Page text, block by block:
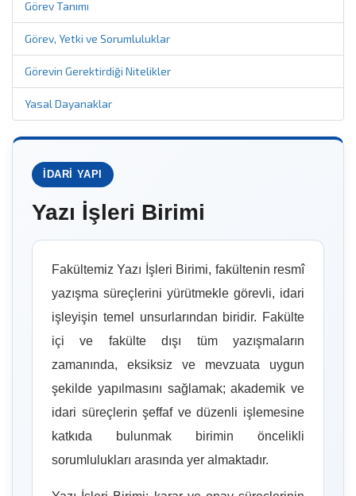
Görev Tanımı
Görev, Yetki ve Sorumluluklar
Görevin Gerektirdiği Nitelikler
Yasal Dayanaklar
İDARI YAPI
Yazı İşleri Birimi
Fakültemiz Yazı İşleri Birimi, fakültenin resmî
yazışma süreçlerini yürütmekle görevli, idari
işleyişin temel unsurlarından biridir. Fakülte
içi ve fakülte dışı tüm yazışmaların
zamanında, eksiksiz ve mevzuata uygun
şekilde yapılmasını sağlamak; akademik ve
idari süreçlerin şeffaf ve düzenli işlemesine
katkıda bulunmak birimin öncelikli
sorumlulukları arasında yer almaktadır.